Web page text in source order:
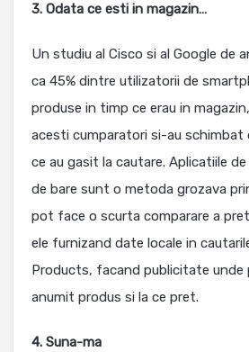
3. Odata ce esti in magazin…
Un studiu al Cisco si al Google de
ca 45% dintre utilizatorii de
produse in timp ce erau in
acesti cumparatori si-au schimbat
ce au gasit la cautare. Aplicatiile
de bare sunt o metoda grozava
pot face o scurta comparare a
ele furnizand date locale in
Products, facand publicitate unde
anumit produs si la ce pret.
4. Suna-ma